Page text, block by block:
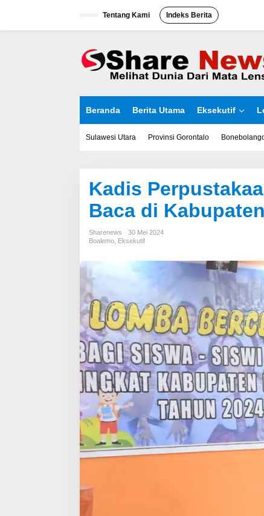
Tentang Kami Indeks Berita
Beranda Berita Utama Eksekutif
Sulawesi Utara Provinsi Gorontalo
Kadis
Baca di
Sharenews
30 Mei 2024
Boalemo Eksekutif